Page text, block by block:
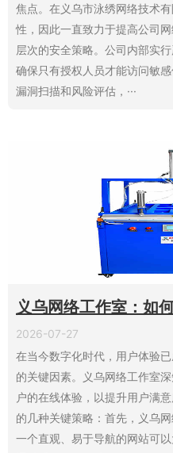
焦点。在义乌市泳绣网络技术
性，因此一直致力于提高公司
层次的安全策略。公司内部实
确保只有授权人员才能访问敏
漏洞扫描和风险评估，···
义乌网络工作室：如
2026-07-27
在当今数字化时代，用户体验
的关键因素。义乌网络工作室
户的在线体验，以提升用户满
的几种关键策略：首先，义乌
一个直观、易于导航的网站可